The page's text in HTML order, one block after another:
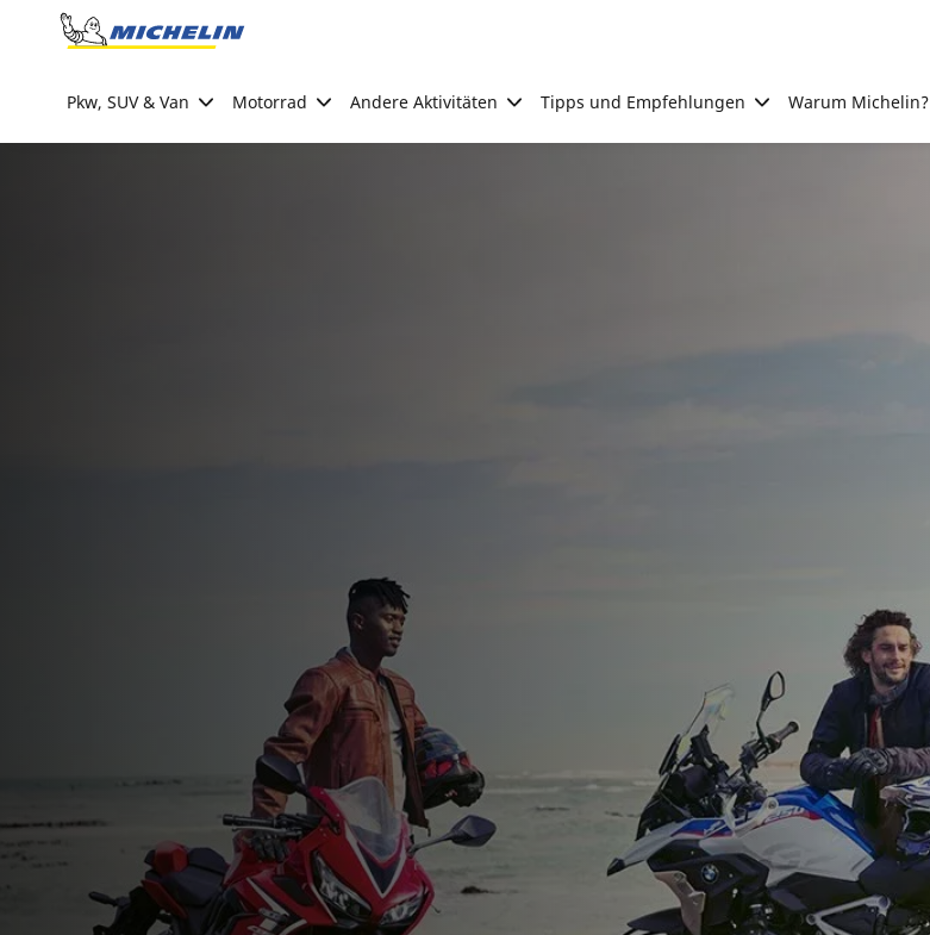
Go to page content
Pkw, SUV & Van Motorrad Andere Aktivitäten Tipps und Empfehlungen Warum Michelin?